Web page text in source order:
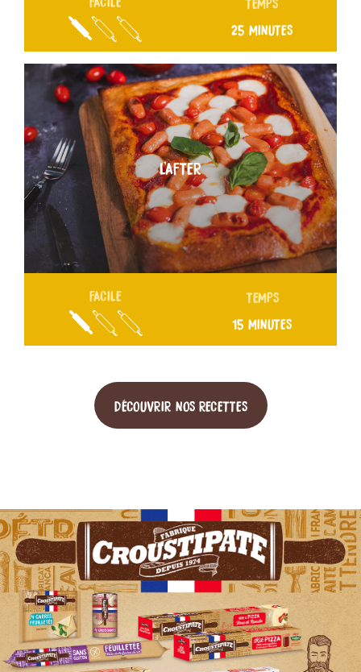
25 MINUTES
L’AFTER
FACILE TEMPS
15 MINUTES
DÉCOUVRIR NOS RECETTES